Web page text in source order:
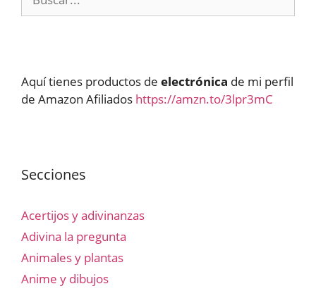
Aquí tienes productos de electrónica de mi perfil
de Amazon Afiliados https://amzn.to/3lpr3mC
Secciones
Acertijos y adivinanzas
Adivina la pregunta
Animales y plantas
Anime y dibujos